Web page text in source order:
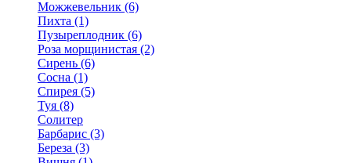
Можжевельник (6)
Пихта (1)
Пузыреплодник (6)
Роза морщинистая (2)
Сирень (6)
Сосна (1)
Спирея (5)
Туя (8)
Солитер
Барбарис (3)
Береза (3)